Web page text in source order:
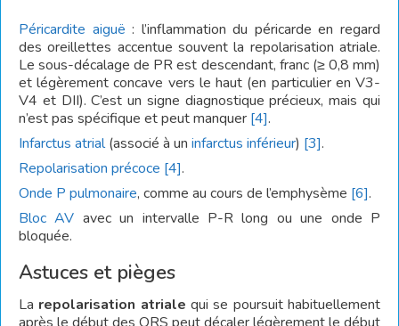
Péricardite aiguë : l’inflammation du péricarde en regard
des oreillettes accentue souvent la repolarisation atriale.
Le sous-décalage de PR est descendant, franc (≥ 0,8 mm)
et légèrement concave vers le haut (en particulier en V3-
V4 et DII). C’est un signe diagnostique précieux, mais qui
n’est pas spécifique et peut manquer [4].
Infarctus atrial(associé à un infarctus inférieur) [3].
Repolarisation précoce [4].
Onde P pulmonaire, comme au cours de l’emphysème [6].
Bloc AV avec un intervalle P-R long ou une onde P
bloquée.
Astuces et pièges
La repolarisation atriale qui se poursuit habituellement
après le début des QRS peut décaler légèrement le début